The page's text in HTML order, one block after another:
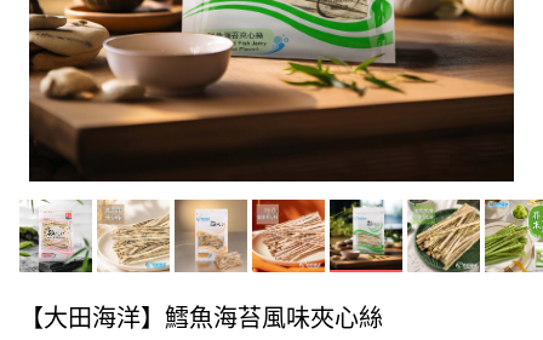
【大田海洋】鱈魚海苔風味夾心絲